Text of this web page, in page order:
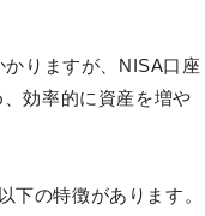
りますが、NISA口座
効率的に資産を増や
下の特徴があります。